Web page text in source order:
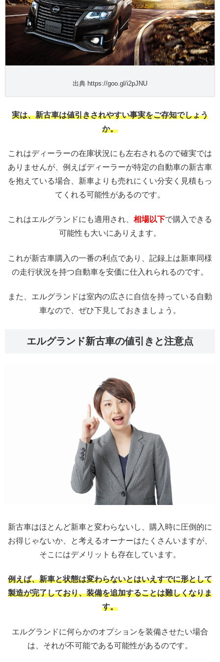
出典 https://goo.gl/i2pJNU
実は、新古車は値引きされやすい事実をご存知でしょう
か。
これはディーラーの在庫状況にも左右されるので確実では
ありませんが、例えばディーラーが特定の自動車の新古車
を抱えている場合、新車よりも売れにくい分安く見積もっ
てくれる可能性があるのです。
これはエルグランドにも適用され、 相場以下で購入できる
可能性も大いにありえます。
これが新古車購入の一番の利点であり、記録上は新車同様
の走行状況を持つ自動車を安価に仕入れられるのです。
また、エルグランドは室内の広さに自信を持っている自動
車なので、ぜひ下見しておきましょう。
エルグランド新古車の値引きと注意点
新古車はほとんど新車と変わらないし、購入時に圧倒的に
お得じゃないか、と考えるオーナーはたくさんいますが、
そこにはデメリットも存在しています。
例えば、新車と状態は変わらないとはいえすでに形として
製造が完了しており、装備を追加することは難しくなりま
す。
エルグランドに何らかのオプションを装備させたい場合
は、それが不可能である可能性があるのです。